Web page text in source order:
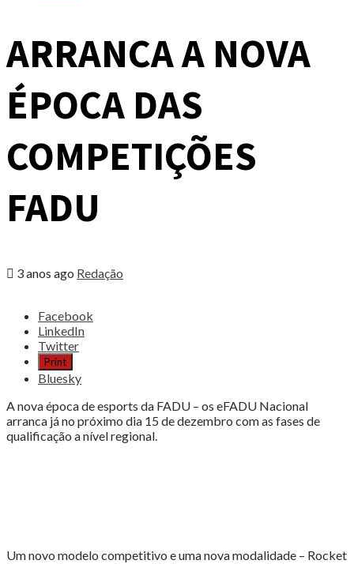
ARRANCA A NOVA
ÉPOCA DAS
COMPETIÇÕES
FADU
3 anos ago Redação
Share
post
"ARRANCA
NOVA
ÉPOCA
DAS
COMPETIÇÕES
Facebook
LinkedIn
Twitter
Print
Bluesky
A nova época de esports da FADU – os eFADU Nacional
arranca já no próximo dia 15 de dezembro com as fases de
qualificação a nível regional.
Um novo modelo competitivo e uma nova modalidade – Rocket